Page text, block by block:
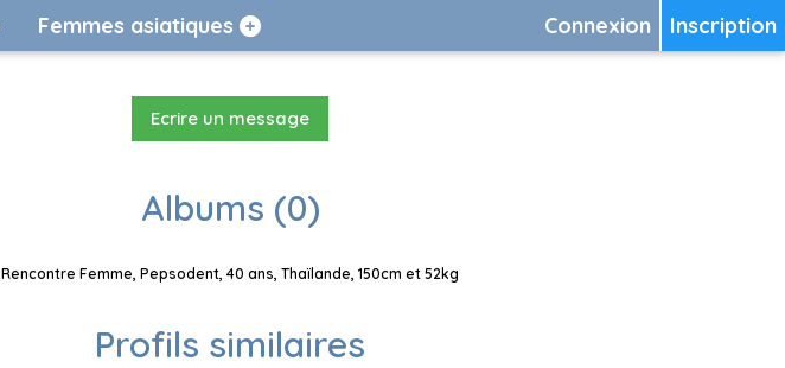
Inscription
Connexion
Femmes asiatiques
Ecrire un message
Albums (0)
Rencontre Femme, Pepsodent, 40 ans, Thaïlande, 150cm et 52kg
Profils similaires